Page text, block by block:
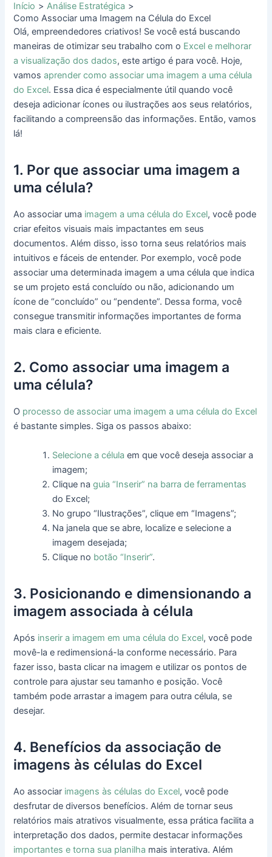
Início
Análise Estratégica
Como Associar uma Imagem na Célula do Excel
Olá, empreendedores criativos! Se você está buscando
maneiras de otimizar seu trabalho com o Excel e melhorar
a visualização dos dados, este artigo é para você. Hoje,
vamosaprender como associar uma imagem a uma célula
do Excel. Essa dica é especialmente útil quando você
deseja adicionar ícones ou ilustrações aos seus relatórios,
facilitando a compreensão das informações. Então, vamos
lá!
1. Por que associar uma imagem a
uma célula?
Ao associar uma imagem a uma célula do Excel, você pode
criar efeitos visuais mais impactantes em seus
documentos. Além disso, isso torna seus relatórios mais
intuitivos e fáceis de entender. Por exemplo, você pode
associar uma determinada imagem a uma célula que indica
se um projeto está concluído ou não, adicionando um
ícone de “concluído” ou “pendente”. Dessa forma, você
consegue transmitir informações importantes de forma
mais clara e eficiente.
2. Como associar uma imagem a
uma célula?
O processo de associar uma imagem a uma célula do Excel
é bastante simples. Siga os passos abaixo:
Selecione a célula em que você deseja associar a
imagem;
Clique naguia “Inserir” na barra de ferramentas
do Excel;
No grupo “Ilustrações”, clique em “Imagens”;
Na janela que se abre, localize e selecione a
imagem desejada;
Clique no botão “Inserir”.
3. Posicionando e dimensionando a
imagem associada à célula
Após inserir a imagem em uma célula do Excel, você pode
movê-la e redimensioná-la conforme necessário. Para
fazer isso, basta clicar na imagem e utilizar os pontos de
controle para ajustar seu tamanho e posição. Você
também pode arrastar a imagem para outra célula, se
desejar.
4. Benefícios da associação de
imagens às células do Excel
Ao associar imagens às células do Excel, você pode
desfrutar de diversos benefícios. Além de tornar seus
relatórios mais atrativos visualmente, essa prática facilita a
interpretação dos dados, permite destacar informações
importantes e torna sua planilha mais interativa. Além